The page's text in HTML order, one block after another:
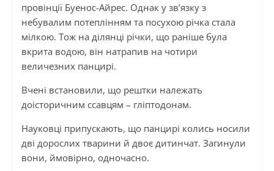
провінції Буенос-Айрес. Однак у зв’язку з
небувалим потеплінням та посухою річка стала
мілкою. Тож на ділянці річки, що раніше була
вкрита водою, він натрапив на чотири
величезних панцирі.
Вчені встановили, що рештки належать
доісторичним ссавцям – гліптодонам.
Науковці припускають, що панцирі колись носили
дві дорослих тварини й двоє дитинчат. Загинули
вони, ймовірно, одночасно.